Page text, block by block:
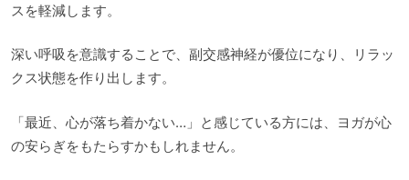
スを軽減します。
深い呼吸を意識することで、副交感神経が優位になり、リラッ
クス状態を作り出します。
「最近、心が落ち着かない…」と感じている方には、ヨガが心
の安らぎをもたらすかもしれません。